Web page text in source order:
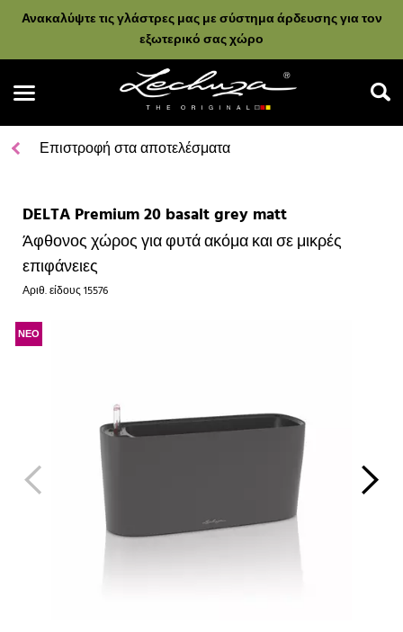
Ανακαλύψτε τις γλάστρες μας με σύστημα άρδευσης για τον
εξωτερικό σας χώρο
Αναζήτηση
Επιστροφή στα αποτελέσματα
DELTA Premium 20 basalt grey matt
Άφθονος χώρος για φυτά ακόμα και σε μικρές
επιφάνειες
Αριθ. είδους15576
ΝΕΟ